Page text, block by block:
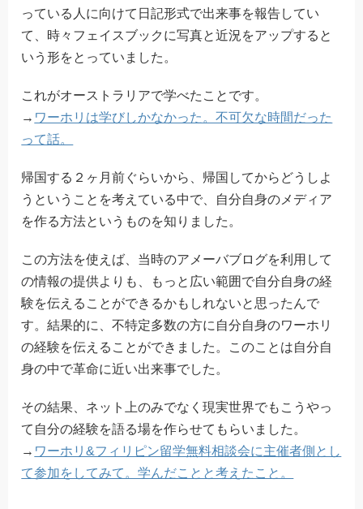
っている人に向けて日記形式で出来事を報告してい
て、時々フェイスブックに写真と近況をアップすると
いう形をとっていました。
これがオーストラリアで学べたことです。
→ ワーホリは学びしかなかった。不可欠な時間だった
って話。
帰国する２ヶ月前ぐらいから、帰国してからどうしよ
うということを考えている中で、自分自身のメディア
を作る方法というものを知りました。
この方法を使えば、当時のアメーバブログを利用して
の情報の提供よりも、もっと広い範囲で自分自身の経
験を伝えることができるかもしれないと思ったんで
す。結果的に、不特定多数の方に自分自身のワーホリ
の経験を伝えることができました。このことは自分自
身の中で革命に近い出来事でした。
その結果、ネット上のみでなく現実世界でもこうやっ
て自分の経験を語る場を作らせてもらいました。
→ ワーホリ&フィリピン留学無料相談会に主催者側とし
て参加をしてみて。学んだことと考えたこと。